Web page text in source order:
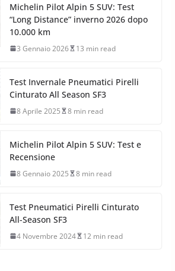
Michelin Pilot Alpin 5 SUV: Test
“Long Distance” inverno 2026 dopo
10.000 km
3 Gennaio 2026 13 min read
Test Invernale Pneumatici Pirelli
Cinturato All Season SF3
8 Aprile 2025 8 min read
Michelin Pilot Alpin 5 SUV: Test e
Recensione
8 Gennaio 2025 8 min read
Test Pneumatici Pirelli Cinturato
All-Season SF3
4 Novembre 2024 12 min read